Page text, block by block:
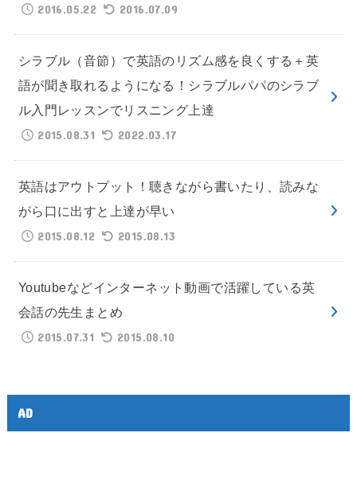
2016.05.22
2016.07.09
シラブル（音節）で英語のリズム感を良くする＋英
語が聞き取れるようになる！シラブルパパのシラブ
ル入門レッスンでリスニング上達
2015.08.31
2022.03.17
英語はアウトプット！聴きながら書いたり、読みな
がら口に出すと上達が早い
2015.08.12
2015.08.13
Youtubeなどインターネット動画で活躍している英
会話の先生まとめ
2015.07.31
2015.08.10
AD